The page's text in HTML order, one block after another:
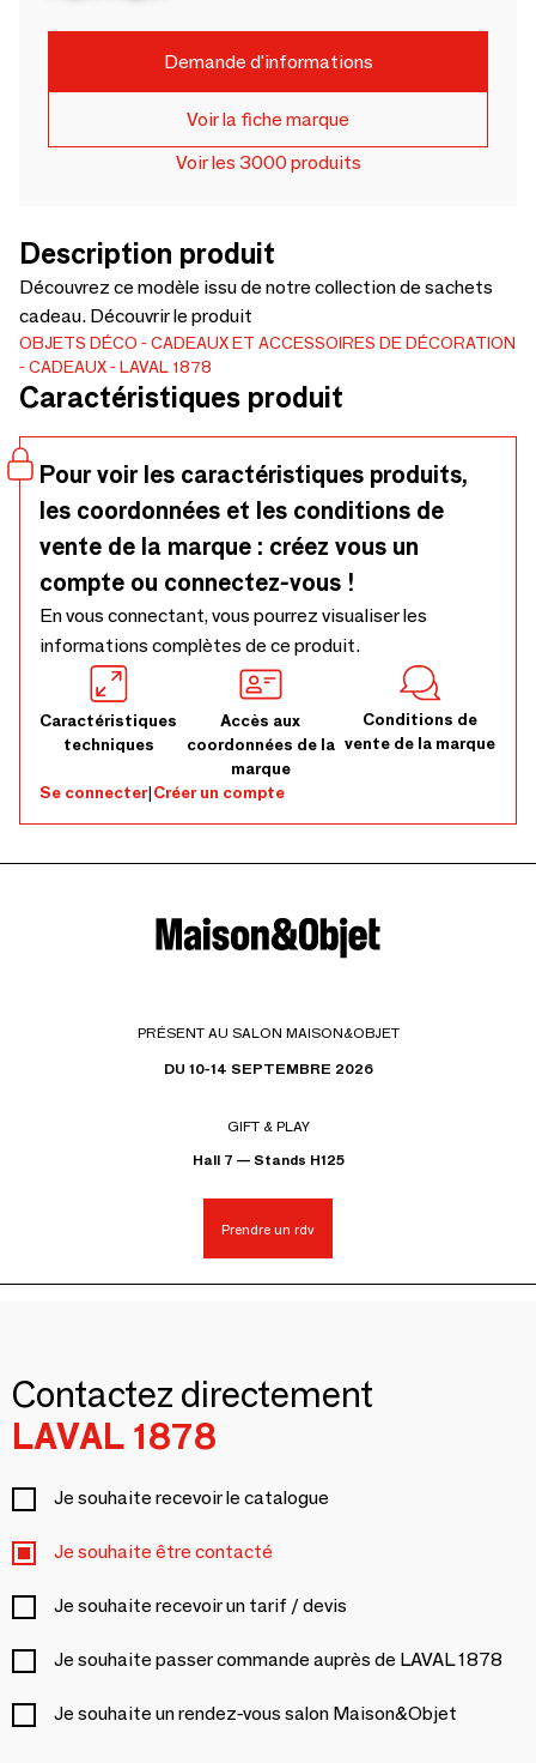
Demande d'informations
Voir la fiche marque
Voir les 3000 produits
Description produit
Découvrez ce modèle issu de notre collection de sachets
cadeau. Découvrir le produit
OBJETS DÉCO
CADEAUX ET ACCESSOIRES DE DÉCORATION
CADEAUX
LAVAL 1878
Caractéristiques produit
Pour voir les caractéristiques produits,
les coordonnées et les conditions de
vente de la marque : créez vous un
compte ou connectez-vous !
En vous connectant, vous pourrez visualiser les
informations complètes de ce produit.
Caractéristiques
techniques
Accès aux
coordonnées de la
marque
Conditions de
vente de la marque
Se connecter|Créer un compte
PRÉSENT AU SALON MAISON&OBJET
DU 10-14 SEPTEMBRE 2026
GIFT & PLAY
Hall 7 — Stands H125
Prendre un rdv
Contactez directement
LAVAL 1878
Je souhaite recevoir le catalogue
Je souhaite être contacté
Je souhaite recevoir un tarif / devis
Je souhaite passer commande auprès de LAVAL 1878
Je souhaite un rendez-vous salon Maison&Objet